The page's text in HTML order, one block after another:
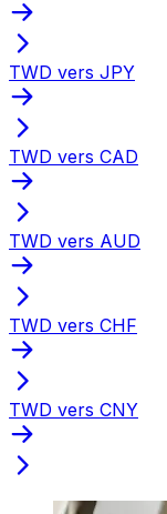
TWD vers JPY
TWD vers CAD
TWD vers AUD
TWD vers CHF
TWD vers CNY